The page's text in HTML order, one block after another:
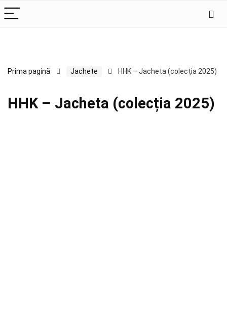
Prima pagină Jachete HHK – Jacheta (colecția 2025)
HHK – Jacheta (colecția 2025)